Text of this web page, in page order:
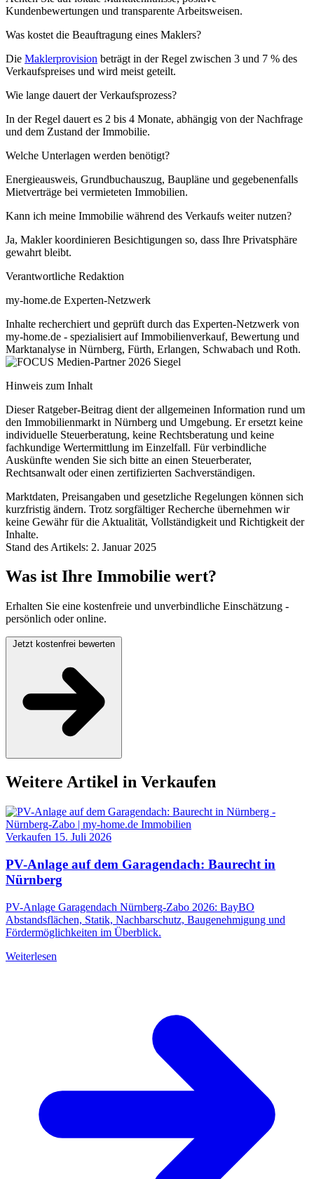
Kundenbewertungen und transparente Arbeitsweisen.
Was kostet die Beauftragung eines Maklers?
Die Maklerprovision beträgt in der Regel zwischen 3 und 7 % des
Verkaufspreises und wird meist geteilt.
Wie lange dauert der Verkaufsprozess?
In der Regel dauert es 2 bis 4 Monate, abhängig von der Nachfrage
und dem Zustand der Immobilie.
Welche Unterlagen werden benötigt?
Energieausweis, Grundbuchauszug, Baupläne und gegebenenfalls
Mietverträge bei vermieteten Immobilien.
Kann ich meine Immobilie während des Verkaufs weiter nutzen?
Ja, Makler koordinieren Besichtigungen so, dass Ihre Privatsphäre
gewahrt bleibt.
Verantwortliche Redaktion
my-home.de Experten-Netzwerk
Inhalte recherchiert und geprüft durch das Experten-Netzwerk von
my-home.de - spezialisiert auf Immobilienverkauf, Bewertung und
Marktanalyse in Nürnberg, Fürth, Erlangen, Schwabach und Roth.
Hinweis zum Inhalt
Dieser Ratgeber-Beitrag dient der allgemeinen Information rund um
den Immobilienmarkt in Nürnberg und Umgebung. Er ersetzt keine
individuelle Steuerberatung, keine Rechtsberatung und keine
fachkundige Wertermittlung im Einzelfall. Für verbindliche
Auskünfte wenden Sie sich bitte an einen Steuerberater,
Rechtsanwalt oder einen zertifizierten Sachverständigen.
Marktdaten, Preisangaben und gesetzliche Regelungen können sich
kurzfristig ändern. Trotz sorgfältiger Recherche übernehmen wir
keine Gewähr für die Aktualität, Vollständigkeit und Richtigkeit der
Inhalte.
Stand des Artikels: 2. Januar 2025
Was ist Ihre Immobilie wert?
Erhalten Sie eine kostenfreie und unverbindliche Einschätzung -
persönlich oder online.
Weitere Artikel in Verkaufen
Verkaufen 15. Juli 2026
PV-Anlage auf dem Garagendach: Baurecht in
Nürnberg
PV-Anlage Garagendach Nürnberg-Zabo 2026: BayBO
Abstandsflächen, Statik, Nachbarschutz, Baugenehmigung und
Fördermöglichkeiten im Überblick.
Weiterlesen